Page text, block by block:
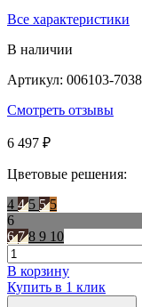
Все характеристики
В наличии
Артикул: 006103-7038
Смотреть отзывы
6 497 ₽
Цветовые решения:
4 45 55
6
678 9 10
В корзину
Купить в 1 клик